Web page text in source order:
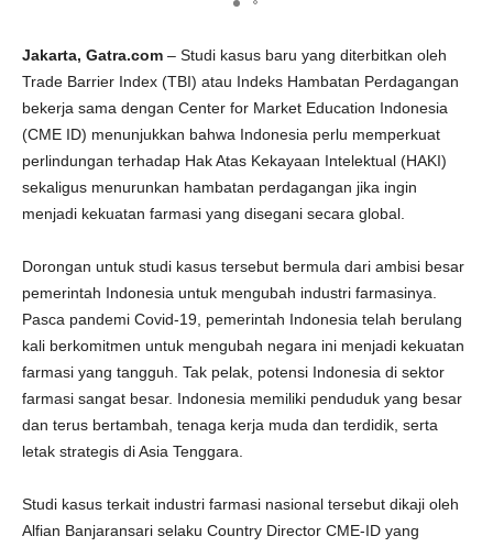
Jakarta, Gatra.com – Studi kasus baru yang diterbitkan oleh
Trade Barrier Index (TBI) atau Indeks Hambatan Perdagangan
bekerja sama dengan Center for Market Education Indonesia
(CME ID) menunjukkan bahwa Indonesia perlu memperkuat
perlindungan terhadap Hak Atas Kekayaan Intelektual (HAKI)
sekaligus menurunkan hambatan perdagangan jika ingin
menjadi kekuatan farmasi yang disegani secara global.
Dorongan untuk studi kasus tersebut bermula dari ambisi besar
pemerintah Indonesia untuk mengubah industri farmasinya.
Pasca pandemi Covid-19, pemerintah Indonesia telah berulang
kali berkomitmen untuk mengubah negara ini menjadi kekuatan
farmasi yang tangguh. Tak pelak, potensi Indonesia di sektor
farmasi sangat besar. Indonesia memiliki penduduk yang besar
dan terus bertambah, tenaga kerja muda dan terdidik, serta
letak strategis di Asia Tenggara.
Studi kasus terkait industri farmasi nasional tersebut dikaji oleh
Alfian Banjaransari selaku Country Director CME-ID yang